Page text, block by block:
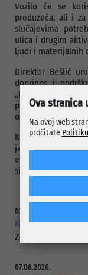
Vozilo će se
preduzeća, ali i
slučajevima
ulica i drugim
ljudi i materijalnih
Direktor Bešlić
doprinos i
„Pionirska
projekata koji
osposobljavanja
Načelnik Mandić
jačanje kapaciteta
efikasnijem
sistema civilne
07.08.2026.
RJEŠAVANJE
Započelo
07.08.2026.
Ova
Na ovoj web
pročitate